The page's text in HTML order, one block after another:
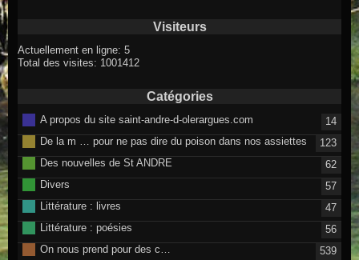
Visiteurs
Actuellement en ligne: 5
Total des visites: 1001412
Catégories
A propos du site saint-andre-d-olerargues.com
14
De la m … pour ne pas dire du poison dans nos assiettes
123
Des nouvelles de St ANDRE
62
Divers
57
Littérature : livres
47
Littérature : poésies
56
On nous prend pour des c…
539